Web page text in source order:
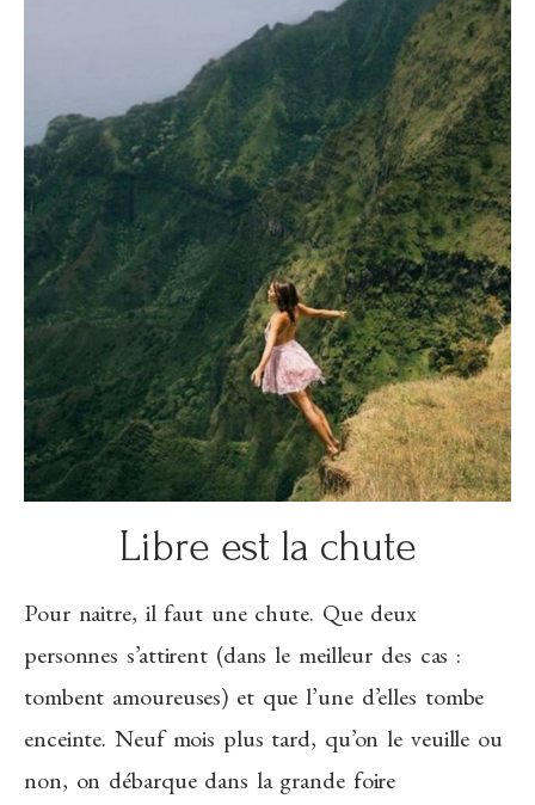
Libre est la chute
Pour naitre, il faut une chute. Que deux
personnes s’attirent (dans le meilleur des cas :
tombent amoureuses) et que l’une d’elles tombe
enceinte. Neuf mois plus tard, qu’on le veuille ou
non, on débarque dans la grande foire